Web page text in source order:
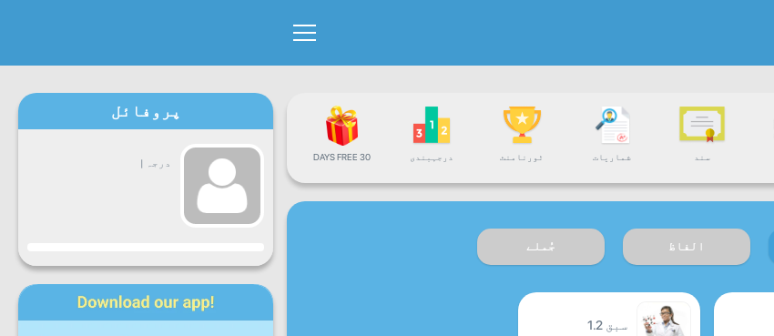
سند شماریات ٹورنامنٹ درجہبندی 30 DAYS FREE
الفاظ جُملے
سبق 1.2
پروفائل
درجہ |
پیش رفت